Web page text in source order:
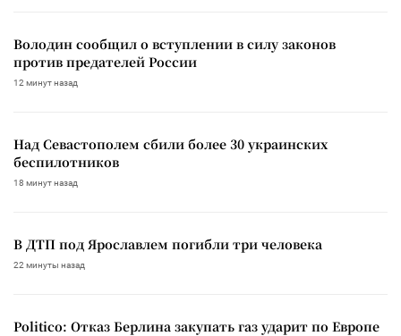
Володин сообщил о вступлении в силу законов
против предателей России
12 минут назад
Над Севастополем сбили более 30 украинских
беспилотников
18 минут назад
В ДТП под Ярославлем погибли три человека
22 минуты назад
Politico: Отказ Берлина закупать газ ударит по Европе